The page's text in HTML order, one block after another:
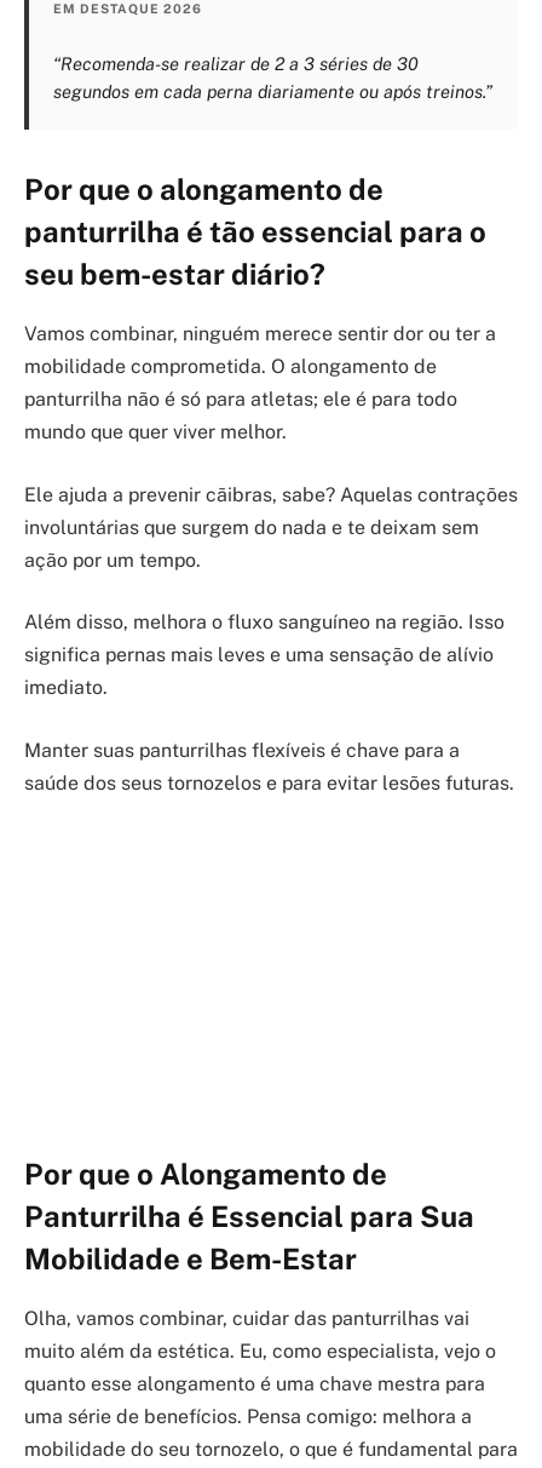
EM DESTAQUE 2026
“Recomenda-se realizar de 2 a 3 séries de 30
segundos em cada perna diariamente ou após treinos.”
Por que o alongamento de
panturrilha é tão essencial para o
seu bem-estar diário?
Vamos combinar, ninguém merece sentir dor ou ter a
mobilidade comprometida. O alongamento de
panturrilha não é só para atletas; ele é para todo
mundo que quer viver melhor.
Ele ajuda a prevenir cãibras, sabe? Aquelas contrações
involuntárias que surgem do nada e te deixam sem
ação por um tempo.
Além disso, melhora o fluxo sanguíneo na região. Isso
significa pernas mais leves e uma sensação de alívio
imediato.
Manter suas panturrilhas flexíveis é chave para a
saúde dos seus tornozelos e para evitar lesões futuras.
Por que o Alongamento de
Panturrilha é Essencial para Sua
Mobilidade e Bem-Estar
Olha, vamos combinar, cuidar das panturrilhas vai
muito além da estética. Eu, como especialista, vejo o
quanto esse alongamento é uma chave mestra para
uma série de benefícios. Pensa comigo: melhora a
mobilidade do seu tornozelo, o que é fundamental para